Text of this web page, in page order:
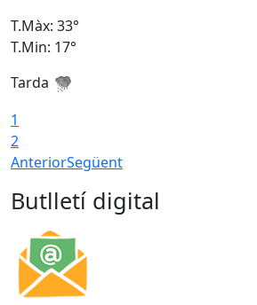
T.Màx: 33°
T.Min: 17°
Tarda
1
2
AnteriorSegüent
Butlletí digital